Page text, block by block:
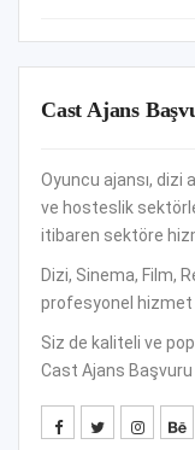
Cast Ajans
Oyuncu ajansı, dizi
ve hosteslik
itibaren sektöre
Dizi, Sinema, Film,
profesyonel hizmet
Siz de kaliteli ve
Cast Ajans